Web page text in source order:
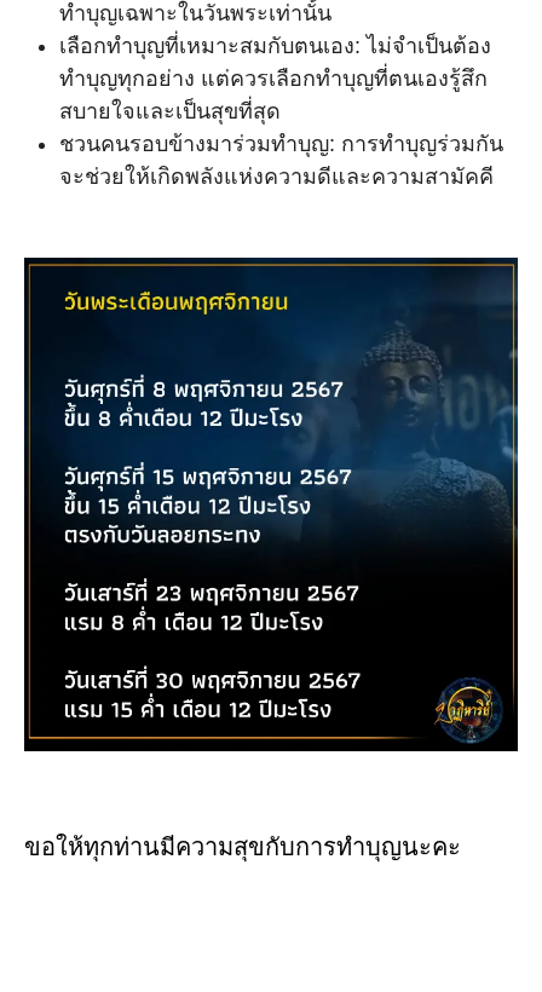
ทำบุญเฉพาะในวันพระเท่านั้น
เลือกทำบุญที่เหมาะสมกับตนเอง: ไม่จำเป็นต้อง
ทำบุญทุกอย่าง แต่ควรเลือกทำบุญที่ตนเองรู้สึก
สบายใจและเป็นสุขที่สุด
ชวนคนรอบข้างมาร่วมทำบุญ: การทำบุญร่วมกัน
จะช่วยให้เกิดพลังแห่งความดีและความสามัคคี
ขอให้ทุกท่านมีความสุขกับการทำบุญนะคะ